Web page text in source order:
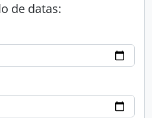
de datas: